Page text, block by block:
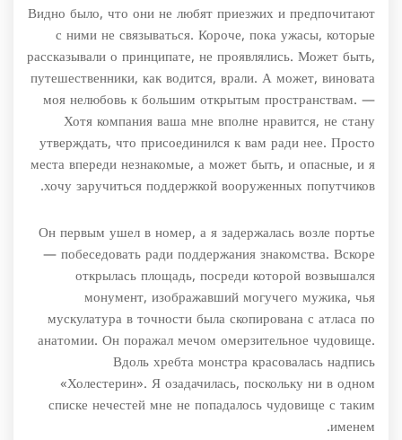
Видно было, что они не любят приезжих и предпочитают
с ними не связываться. Короче, пока ужасы, которые
рассказывали о принципате, не проявлялись. Может быть,
путешественники, как водится, врали. А может, виновата
моя нелюбовь к большим открытым пространствам. —
Хотя компания ваша мне вполне нравится, не стану
утверждать, что присоединился к вам ради нее. Просто
места впереди незнакомые, а может быть, и опасные, и я
хочу заручиться поддержкой вооруженных попутчиков.
Он первым ушел в номер, а я задержалась возле портье
— побеседовать ради поддержания знакомства. Вскоре
открылась площадь, посреди которой возвышался
монумент, изображавший могучего мужика, чья
мускулатура в точности была скопирована с атласа по
анатомии. Он поражал мечом омерзительное чудовище.
Вдоль хребта монстра красовалась надпись
«Холестерин». Я озадачилась, поскольку ни в одном
списке нечестей мне не попадалось чудовище с таким
именем.